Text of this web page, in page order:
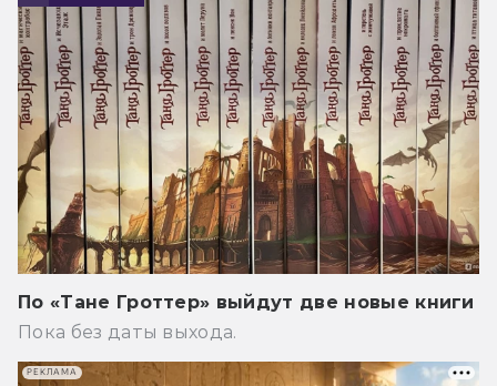
По «Тане Гроттер» выйдут две новые книги
Пока без даты выхода.
РЕКЛАМА